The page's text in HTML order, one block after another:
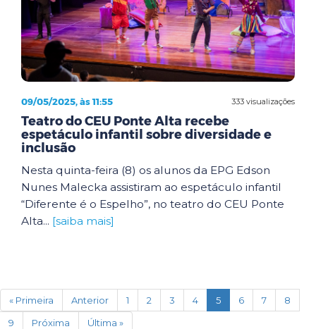
333 visualizações
09/05/2025, às 11:55
Teatro do CEU Ponte Alta recebe
espetáculo infantil sobre diversidade e
inclusão
Nesta quinta-feira (8) os alunos da EPG Edson
Nunes Malecka assistiram ao espetáculo infantil
“Diferente é o Espelho”, no teatro do CEU Ponte
Alta... [saiba mais]
« Primeira Anterior 1 2 3 4 5(current)
6 7
8
9
Próxima Última »